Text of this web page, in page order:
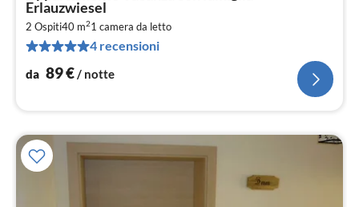
Erlauzwiesel
2 Ospiti40 m21 camera da letto
4 recensioni
da 89€/ notte